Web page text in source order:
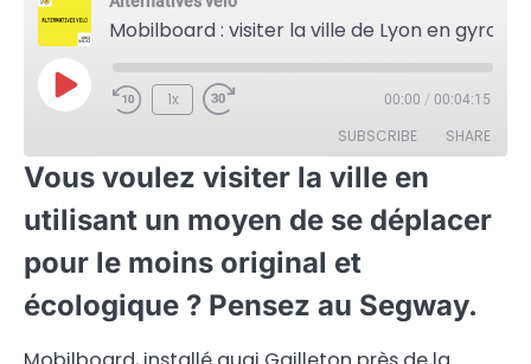
Play
1x 00:00 / 00:04:15
SUBSCRIBE SHARE
RSS FEED
SHARE
LINK
EMBED
Vous voulez visiter la ville en
utilisant un moyen de se déplacer
pour le moins original et
écologique ? Pensez au Segway.